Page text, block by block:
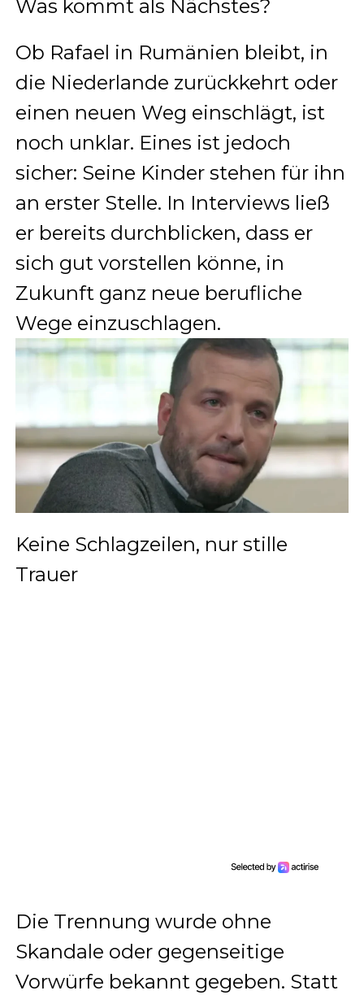
Was kommt als Nächstes?
Ob Rafael in Rumänien bleibt, in
die Niederlande zurückkehrt oder
einen neuen Weg einschlägt, ist
noch unklar. Eines ist jedoch
sicher: Seine Kinder stehen für ihn
an erster Stelle. In Interviews ließ
er bereits durchblicken, dass er
sich gut vorstellen könne, in
Zukunft ganz neue berufliche
Wege einzuschlagen.
Keine Schlagzeilen, nur stille
Trauer
Die Trennung wurde ohne
Skandale oder gegenseitige
Vorwürfe bekannt gegeben. Statt